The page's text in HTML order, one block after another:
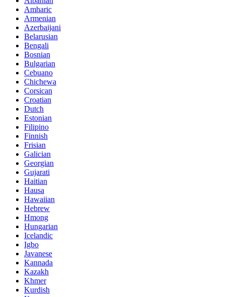
Amharic
Armenian
Azerbaijani
Belarusian
Bengali
Bosnian
Bulgarian
Cebuano
Chichewa
Corsican
Croatian
Dutch
Estonian
Filipino
Finnish
Frisian
Galician
Georgian
Gujarati
Haitian
Hausa
Hawaiian
Hebrew
Hmong
Hungarian
Icelandic
Igbo
Javanese
Kannada
Kazakh
Khmer
Kurdish